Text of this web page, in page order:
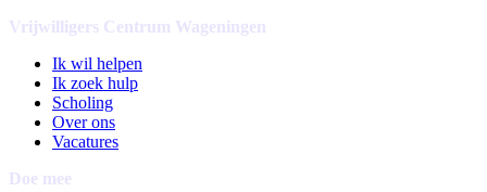
Vrijwilligers Centrum Wageningen
Ik wil helpen
Ik zoek hulp
Scholing
Over ons
Vacatures
Doe mee